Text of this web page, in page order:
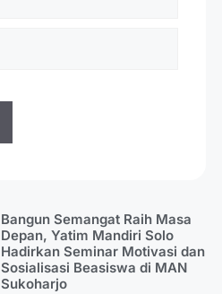
Bangun Semangat Raih Masa
Depan, Yatim Mandiri Solo
Hadirkan Seminar Motivasi dan
Sosialisasi Beasiswa di MAN
Sukoharjo